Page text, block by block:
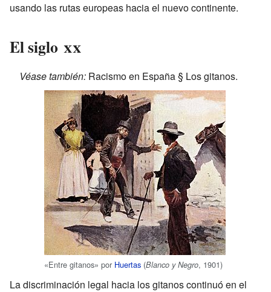
usando las rutas europeas hacia el nuevo continente.
El siglo xx
Véase también: Racismo en España § Los gitanos.
«Entre gitanos» por Huertas (Blanco y Negro, 1901)
La discriminación legal hacia los gitanos continuó en el